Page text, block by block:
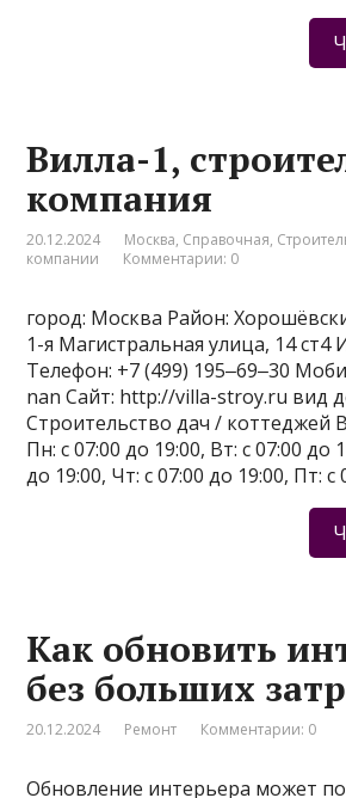
Вилла-1,
компания
20.12.2024 Москва, Справочная,
компании
Комментарии: 0
город: Москва Район:
1-я Магистральная улица, 14 ст4
Телефон: +7 (499) 195‒69‒30
nan Сайт: http://villa-stroy.ru вид
Строительство дач / коттеджей
Пн: с 07:00 до 19:00, Вт: с 07:00 до
до 19:00, Чт: с 07:00 до 19:00, Пт: с
Как обновить
без больших
20.12.2024 Ремонт Комментарии: 0
Обновление интерьера может